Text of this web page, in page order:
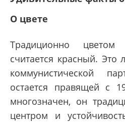
О цвете
Традиционно
считается красный.
коммунистической
остается правящей с
многозначен, он
центром и